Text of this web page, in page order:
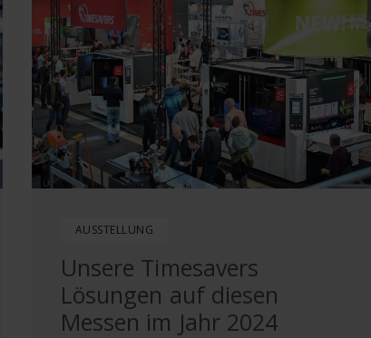
AUSSTELLUNG
Unsere Timesavers
Lösungen auf diesen
Messen im Jahr 2024